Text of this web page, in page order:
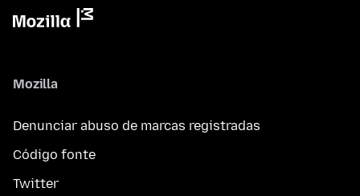
Mozilla
Denunciar abuso de marcas registradas
Código fonte
Twitter